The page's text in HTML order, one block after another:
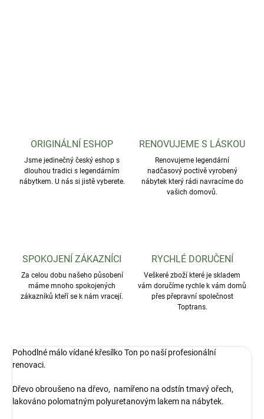
ORIGINÁLNÍ ESHOP
Jsme jedinečný český eshop s
dlouhou tradici s legendárním
nábytkem. U nás si jistě vyberete.
RENOVUJEME S LÁSKOU
Renovujeme legendární
nadčasový poctivě vyrobený
nábytek který rádi navracíme do
vašich domovů.
SPOKOJENÍ ZÁKAZNÍCI
Za celou dobu našeho působení
máme mnoho spokojených
zákazníků kteří se k nám vracejí.
RYCHLÉ DORUČENÍ
Veškeré zboží které je skladem
vám doručíme rychle k vám domů
přes přepravní společnost
Toptrans.
Pohodlné málo vídané křesílko Ton po naší profesionální
renovaci.
Dřevo obroušeno na dřevo, namířeno na odstín tmavý ořech,
lakováno polomatným polyuretanovým lakem na nábytek.